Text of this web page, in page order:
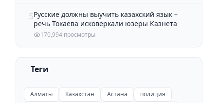
5Русские должны выучить казахский язык –
речь Токаева исковеркали юзеры Казнета
170,994 просмотры
Теги
Алматы Казахстан Астана
полиция